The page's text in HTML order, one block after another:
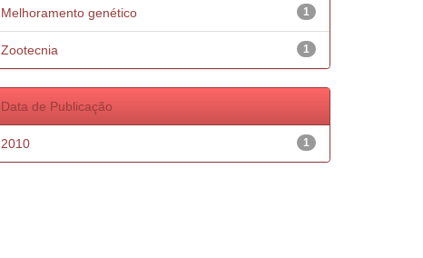
1
Melhoramento genético
1
Zootecnia
Data de Publicação
1
2010